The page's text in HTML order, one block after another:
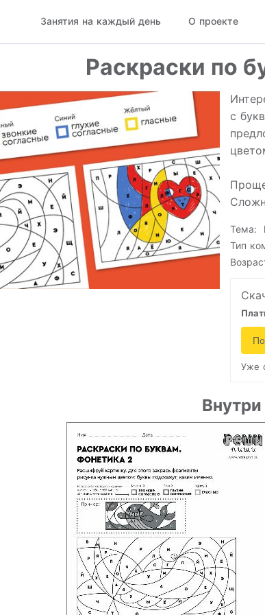
Занятия на каждый день О проекте
Раскраски по
с
Тема:
Тип
Уже